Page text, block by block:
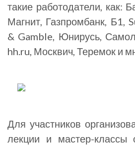
такие работодатели, как:
Магнит, Газпромбанк, Б1,
& Gamble, Юнирусь,
hh.ru, Москвич, Теремок и
Для участников
лекции и мастер-классы